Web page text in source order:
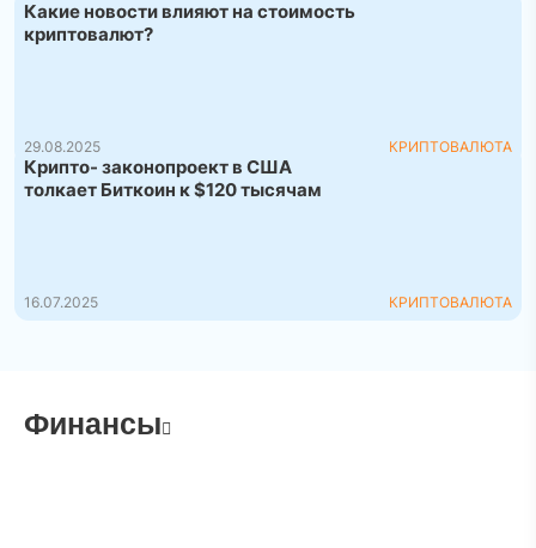
Какие новости влияют на стоимость
криптовалют?
29.08.2025 КРИПТОВАЛЮТА
Крипто- законопроект в США
толкает Биткоин к $120 тысячам
16.07.2025 КРИПТОВАЛЮТА
Финансы